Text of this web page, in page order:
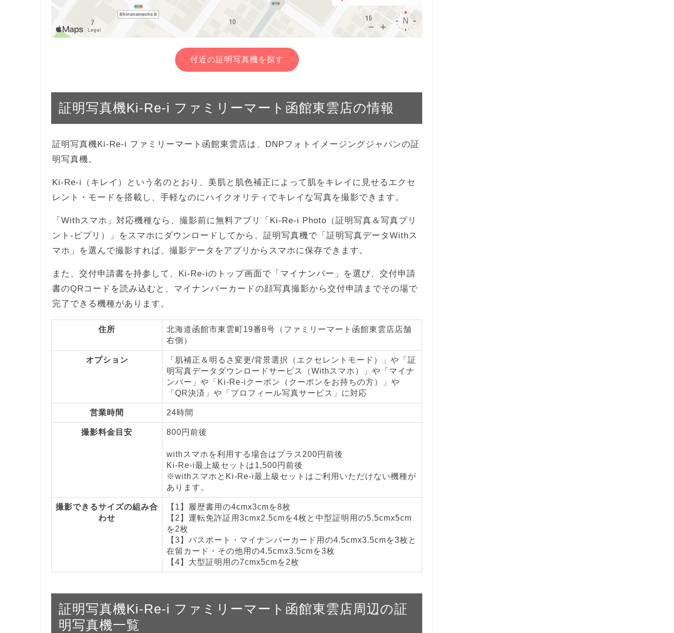
付近の証明写真機を探す
証明写真機Ki-Re-i ファミリーマート函館東雲店の情報
証明写真機Ki-Re-i ファミリーマート函館東雲店は、DNPフォトイメージングジャパンの証
明写真機。
Ki-Re-i（キレイ）という名のとおり、美肌と肌色補正によって肌をキレイに見せるエクセ
レント・モードを搭載し、手軽なのにハイクオリティでキレイな写真を撮影できます。
「Withスマホ」対応機種なら、撮影前に無料アプリ「Ki-Re-i Photo（証明写真＆写真プリ
ント-ピプリ）」をスマホにダウンロードしてから、証明写真機で「証明写真データWithス
マホ」を選んで撮影すれば、撮影データをアプリからスマホに保存できます。
また、交付申請書を持参して、Ki-Re-iのトップ画面で「マイナンバー」を選び、交付申請
書のQRコードを読み込むと、マイナンバーカードの顔写真撮影から交付申請までその場で
完了できる機種があります。
住所
北海道函館市東雲町19番8号（ファミリーマート函館東雲店店舗
右側）
オプション
「肌補正＆明るさ変更/背景選択（エクセレントモード）」や「証
明写真データダウンロードサービス（Withスマホ）」や「マイナ
ンバー」や「Ki-Re-iクーポン（クーポンをお持ちの方）」や
「QR決済」や「プロフィール写真サービス」に対応
営業時間 24時間
撮影料金目安 800円前後
withスマホを利用する場合はプラス200円前後
Ki-Re-i最上級セットは1,500円前後
※withスマホとKi-Re-i最上級セットはご利用いただけない機種が
あります。
撮影できるサイズの組み合
わせ
【1】履歴書用の4cmx3cmを8枚
【2】運転免許証用3cmx2.5cmを4枚と中型証明用の5.5cmx5cm
を2枚
【3】パスポート・マイナンバーカード用の4.5cmx3.5cmを3枚と
在留カード・その他用の4.5cmx3.5cmを3枚
【4】大型証明用の7cmx5cmを2枚
証明写真機Ki-Re-i ファミリーマート函館東雲店周辺の証
明写真機一覧